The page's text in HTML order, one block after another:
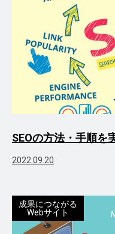
SEOの方法・手順を
2022.09.20
成果につながる
Webサイト